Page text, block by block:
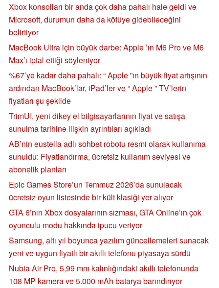
Xbox konsolları bir anda çok daha pahalı hale geldi ve
Microsoft, durumun daha da kötüye gidebileceğini
belirtiyor
MacBook Ultra için büyük darbe: Apple ’ın M6 Pro ve M6
Max’ı iptal ettiği söyleniyor
%67’ye kadar daha pahalı: “ Apple ”ın büyük fiyat artışının
ardından MacBook’lar, iPad’ler ve “ Apple ” TV’lerin
fiyatları şu şekilde
TrimUI, yeni dikey el bilgisayarlarının fiyat ve satışa
sunulma tarihine ilişkin ayrıntıları açıkladı
AB’nin eustella adlı sohbet robotu resmi olarak kullanıma
sunuldu: Fiyatlandırma, ücretsiz kullanım seviyesi ve
abonelik planları
Epic Games Store’un Temmuz 2026’da sunulacak
ücretsiz oyun listesinde bir kült klasiği yer alıyor
GTA 6’nın Xbox dosyalarının sızması, GTA Online’ın çok
oyunculu modu hakkında ipucu veriyor
Samsung, altı yıl boyunca yazılım güncellemeleri sunacak
yeni ve uygun fiyatlı bir akıllı telefonu piyasaya sürdü
Nubia Air Pro, 5,99 mm kalınlığındaki akıllı telefonunda
108 MP kamera ve 5.000 mAh batarya barındırıyor